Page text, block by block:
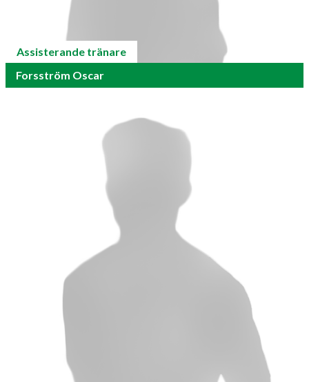
Assisterande tränare
Forsström Oscar